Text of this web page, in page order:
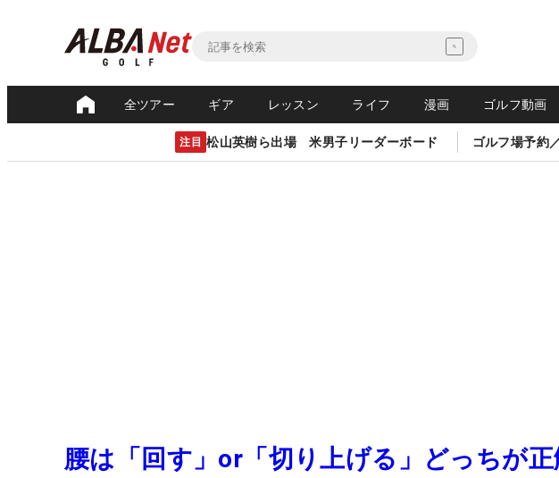
全ツアー ギア レッスン ライフ 漫画 ゴルフ動画
注目 松山英樹ら出場 米男子リーダーボード ゴルフ場予約
腰は「回す」or「切り上げる」どっちが